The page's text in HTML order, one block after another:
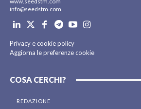
info@seedstm.com
Privacy e cookie policy
Aggiorna le preferenze cookie
COSA CERCHI?
REDAZIONE